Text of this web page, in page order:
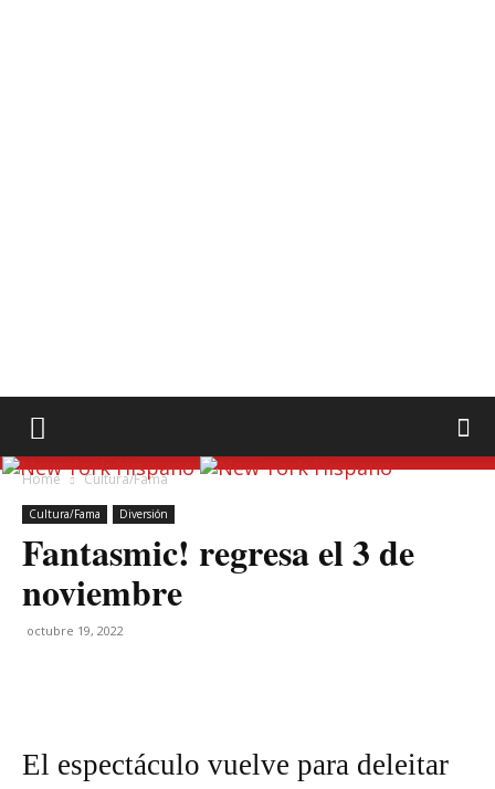
Home Cultura/Fama
Cultura/Fama Diversión
Fantasmic! regresa el 3 de
noviembre
octubre 19, 2022
El espectáculo vuelve para deleitar